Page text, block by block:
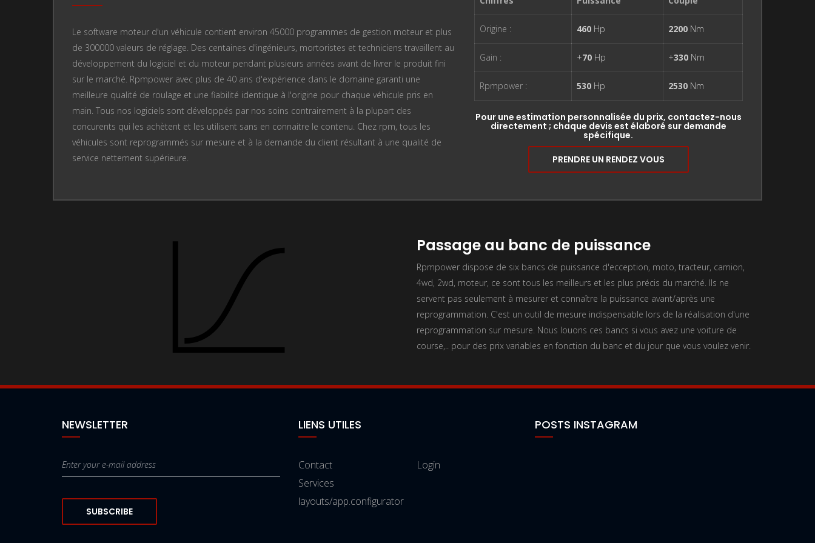
Le software moteur d'un véhicule contient environ 45000 programmes de gestion moteur et plus
de 300000 valeurs de réglage. Des centaines d'ingénieurs, mortoristes et techniciens travaillent au
développement du logiciel et du moteur pendant plusieurs années avant de livrer le produit fini
sur le marché. Rpmpower avec plus de 40 ans d'expérience dans le domaine garanti une
meilleure qualité de roulage et une fiabilité identique à l'origine pour chaque véhicule pris en
main. Tous nos logiciels sont développés par nos soins contrairement à la plupart des
concurents qui les achètent et les utilisent sans en connaitre le contenu. Chez rpm, tous les
véhicules sont reprogrammés sur mesure et à la demande du client résultant à une qualité de
service nettement supérieure.
Origine : 460 Hp 2200 Nm
Gain : +70 Hp +330 Nm
Rpmpower : 530 Hp 2530 Nm
Pour une estimation personnalisée du prix, contactez-nous
directement ; chaque devis est élaboré sur demande
spécifique.
PRENDRE UN RENDEZ VOUS
Passage au banc de puissance
Rpmpower dispose de six bancs de puissance d'ecception, moto, tracteur, camion,
4wd, 2wd, moteur, ce sont tous les meilleurs et les plus précis du marché. Ils ne
servent pas seulement à mesurer et connaître la puissance avant/après une
reprogrammation. C'est un outil de mesure indispensable lors de la réalisation d'une
reprogrammation sur mesure. Nous louons ces bancs si vous avez une voiture de
course,.. pour des prix variables en fonction du banc et du jour que vous voulez venir.
NEWSLETTER
SUBSCRIBE
LIENS UTILES
Contact
Services
layouts/app.configurator
Login
POSTS INSTAGRAM